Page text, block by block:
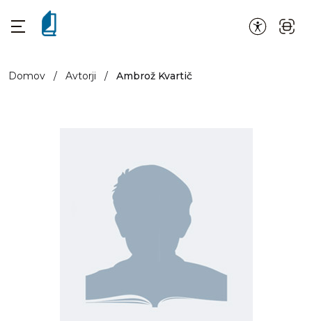
Domov / Avtorji / Ambrož Kvartič